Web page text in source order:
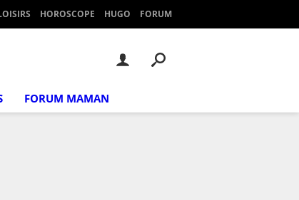
HOROSCOPE HUGO FORUM
FORUM MAMAN